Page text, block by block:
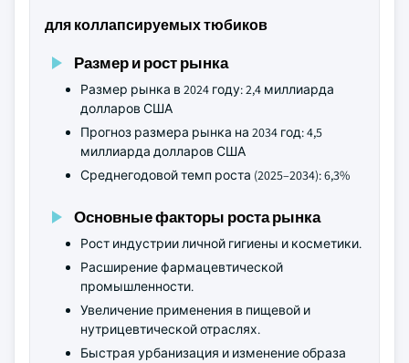
для коллапсируемых тюбиков
Размер и рост рынка
Размер рынка в 2024 году: 2,4 миллиарда
долларов США
Прогноз размера рынка на 2034 год: 4,5
миллиарда долларов США
Среднегодовой темп роста (2025–2034): 6,3%
Основные факторы роста рынка
Рост индустрии личной гигиены и косметики.
Расширение фармацевтической
промышленности.
Увеличение применения в пищевой и
нутрицевтической отраслях.
Быстрая урбанизация и изменение образа